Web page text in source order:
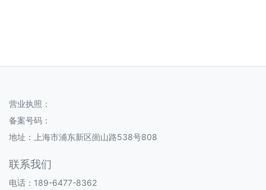
营业执照：
备案号码：
地址：上海市浦东新区崮山路538号808
联系我们
电话：189-6477-8362